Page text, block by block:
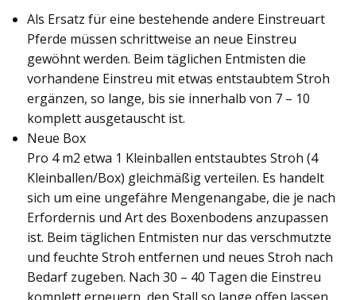
Als Ersatz für eine bestehende andere Einstreuart
Pferde müssen schrittweise an neue Einstreu
gewöhnt werden. Beim täglichen Entmisten die
vorhandene Einstreu mit etwas entstaubtem Stroh
ergänzen, so lange, bis sie innerhalb von 7 – 10
komplett ausgetauscht ist.
Neue Box
Pro 4 m2 etwa 1 Kleinballen entstaubtes Stroh (4
Kleinballen/Box) gleichmäßig verteilen. Es handelt
sich um eine ungefähre Mengenangabe, die je nach
Erfordernis und Art des Boxenbodens anzupassen
ist. Beim täglichen Entmisten nur das verschmutzte
und feuchte Stroh entfernen und neues Stroh nach
Bedarf zugeben. Nach 30 – 40 Tagen die Einstreu